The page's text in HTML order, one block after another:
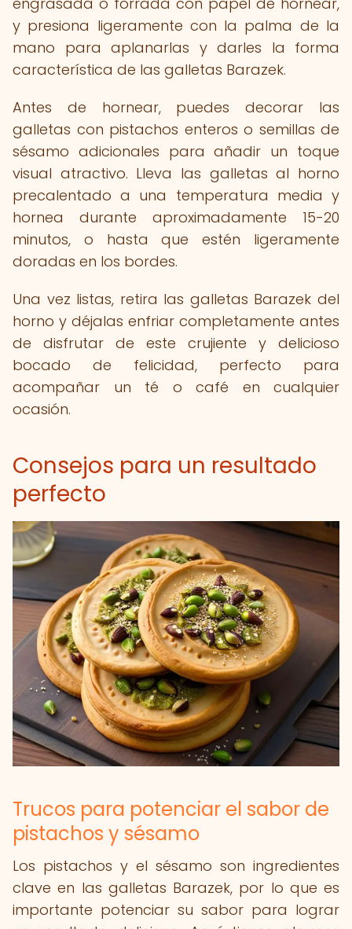
y presiona ligeramente con la palma de la
mano para aplanarlas y darles la forma
característica de las galletas Barazek.
Antes de hornear, puedes decorar las
galletas con pistachos enteros o semillas de
sésamo adicionales para añadir un toque
visual atractivo. Lleva las galletas al horno
precalentado a una temperatura media y
hornea durante aproximadamente 15-20
minutos, o hasta que estén ligeramente
doradas en los bordes.
Una vez listas, retira las galletas Barazek del
horno y déjalas enfriar completamente antes
de disfrutar de este crujiente y delicioso
bocado de felicidad, perfecto para
acompañar un té o café en cualquier
ocasión.
Consejos para un resultado
perfecto
Trucos para potenciar el sabor de
pistachos y sésamo
Los pistachos y el sésamo son ingredientes
clave en las galletas Barazek, por lo que es
importante potenciar su sabor para lograr